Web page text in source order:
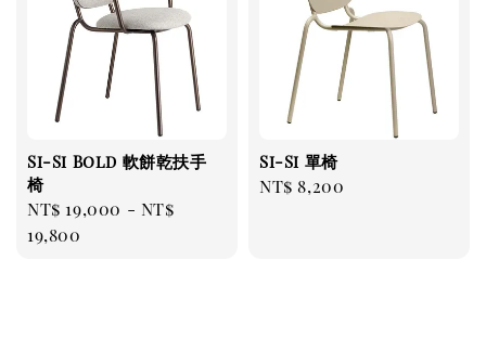
Si-Si Bold 軟餅乾扶手
椅
Regular
price
NT$ 19,000 - NT$
19,800
Si-Si 單椅
Regular
NT$ 8,200